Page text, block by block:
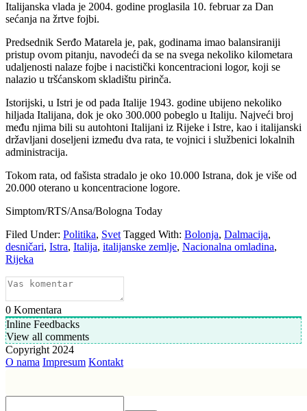
Italijanska vlada je 2004. godine proglasila 10. februar za Dan
sećanja na žrtve fojbi.
Predsednik Serđo Matarela je, pak, godinama imao balansiraniji
pristup ovom pitanju, navodeći da se na svega nekoliko kilometara
udaljenosti nalaze fojbe i nacistički koncentracioni logor, koji se
nalazio u tršćanskom skladištu pirinča.
Istorijski, u Istri je od pada Italije 1943. godine ubijeno nekoliko
hiljada Italijana, dok je oko 300.000 pobeglo u Italiju. Najveći broj
među njima bili su autohtoni Italijani iz Rijeke i Istre, kao i italijanski
državljani doseljeni između dva rata, te vojnici i službenici lokalnih
administracija.
Tokom rata, od fašista stradalo je oko 10.000 Istrana, dok je više od
20.000 oterano u koncentracione logore.
Simptom/RTS/Ansa/Bologna Today
Filed Under: Politika, Svet Tagged With: Bolonja, Dalmacija,
desničari, Istra, Italija, italijanske zemlje, Nacionalna omladina,
Rijeka
0 Komentara
Inline Feedbacks
View all comments
Copyright 2024
O nama Impresum Kontakt